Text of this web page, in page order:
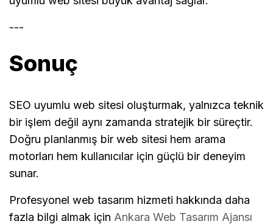
---
Sonuç
SEO uyumlu web sitesi oluşturmak, yalnızca teknik
bir işlem değil aynı zamanda stratejik bir süreçtir.
Doğru planlanmış bir web sitesi hem arama
motorları hem kullanıcılar için güçlü bir deneyim
sunar.
Profesyonel web tasarım hizmeti hakkında daha
fazla bilgi almak için Ankara Web Tasarım Ajansı